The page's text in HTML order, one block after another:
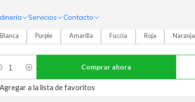
Servicios Contacto
Blanca
Purple Amarilla Fuccia Roja Naranja
Comprar ahora
a la lista de favoritos